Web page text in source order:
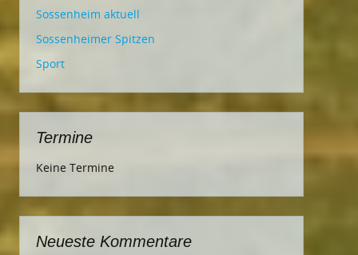
Sossenheim aktuell
Sossenheimer Spitzen
Sport
Termine
Keine Termine
Neueste Kommentare